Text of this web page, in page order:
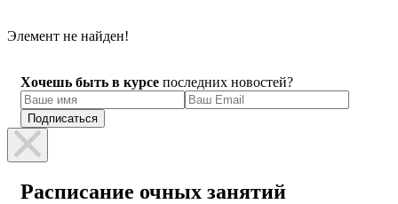
Элемент не найден!
Хочешь быть в курсе последних новостей?
Расписание очных занятий